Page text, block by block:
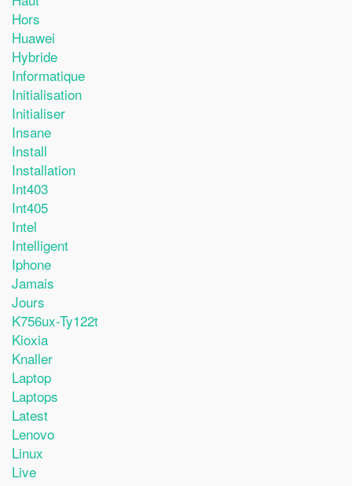
Hors
Huawei
Hybride
Informatique
Initialisation
Initialiser
Insane
Install
Installation
Int403
Int405
Intel
Intelligent
Iphone
Jamais
Jours
K756ux-Ty122t
Kioxia
Knaller
Laptop
Laptops
Latest
Lenovo
Linux
Live